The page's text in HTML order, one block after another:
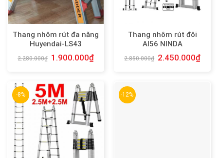
Thang nhôm rút đa năng
Huyendai-LS43
2.280.000₫ 1.900.000₫
Thang nhôm rút đôi
AI56 NINDA
2.850.000₫ 2.450.000₫
-8% -12%